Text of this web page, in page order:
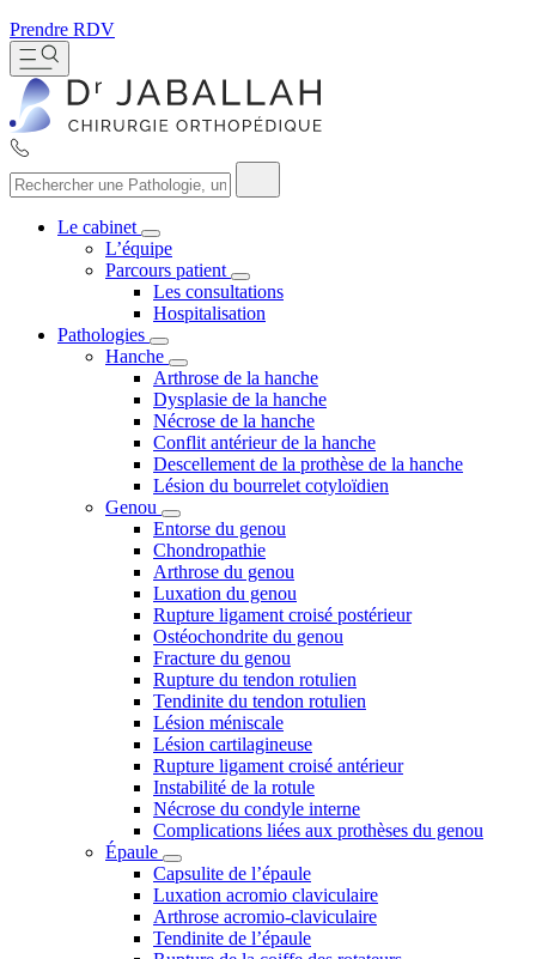
Prendre RDV
Le cabinet
L’équipe
Parcours patient
Les consultations
Hospitalisation
Pathologies
Hanche
Arthrose de la hanche
Dysplasie de la hanche
Nécrose de la hanche
Conflit antérieur de la hanche
Descellement de la prothèse de la hanche
Lésion du bourrelet cotyloïdien
Genou
Entorse du genou
Chondropathie
Arthrose du genou
Luxation du genou
Rupture ligament croisé postérieur
Ostéochondrite du genou
Fracture du genou
Rupture du tendon rotulien
Tendinite du tendon rotulien
Lésion méniscale
Lésion cartilagineuse
Rupture ligament croisé antérieur
Instabilité de la rotule
Nécrose du condyle interne
Complications liées aux prothèses du genou
Épaule
Capsulite de l’épaule
Luxation acromio claviculaire
Arthrose acromio-claviculaire
Tendinite de l’épaule